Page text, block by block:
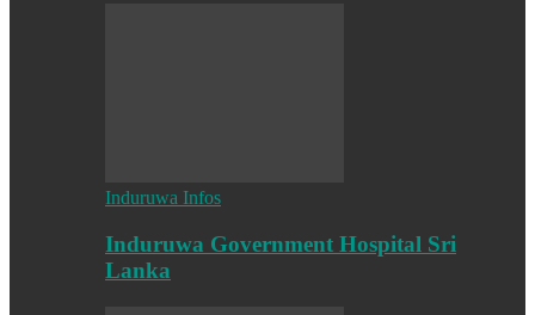
Induruwa Infos
Induruwa Government Hospital Sri
Lanka